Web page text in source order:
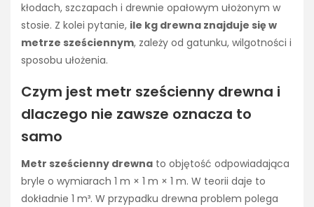
kłodach, szczapach i drewnie opałowym ułożonym w
stosie. Z kolei pytanie, ile kg drewna znajduje się w
metrze sześciennym, zależy od gatunku, wilgotności i
sposobu ułożenia.
Czym jest metr sześcienny drewna i
dlaczego nie zawsze oznacza to
samo
Metr sześcienny drewna to objętość odpowiadająca
bryle o wymiarach 1 m × 1 m × 1 m. W teorii daje to
dokładnie 1 m³. W przypadku drewna problem polega